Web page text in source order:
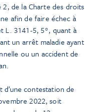
2, de la Charte des droits
afin de faire échec à
L. 3141-5, 5°, quant à
un arrêt maladie ayant
ou un accident de
d’une contestation de
2022, soit